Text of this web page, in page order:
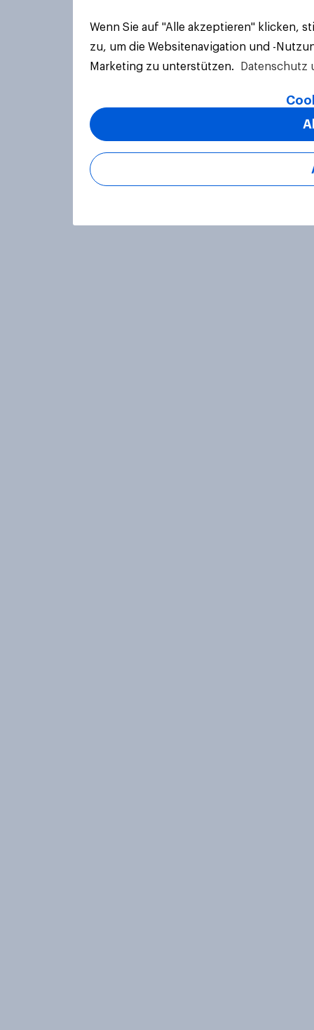
Wenn Sie auf "Alle akzeptieren" klicken,
zu, um die Websitenavigation und -
Marketing zu unterstützen.
Datenschutz